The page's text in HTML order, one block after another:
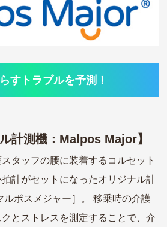
すトラブルを予測！
計測機：Malpos Major】
タッフの腰に装着するコルセット
計がセットになったオリジナル計
ルポスメジャー］。 移乗時の介護
とストレスを測定することで、介